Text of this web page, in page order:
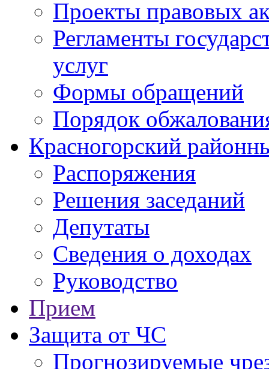
Проекты правовых
Регламенты
услуг
Формы обращений
Порядок
Красногорский
Распоряжения
Решения заседаний
Депутаты
Сведения о доходах
Руководство
Прием
Защита от ЧС
Прогнозируемые